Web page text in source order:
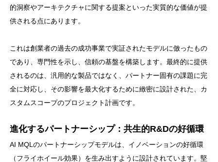
的洞察やアーキテクチャに関する提案といった実質的な価値が提
供される点にあります。
これは創業者の過去の成功事業で実証されたモデルに倣ったもの
であり、専門性を示し、信頼の基盤を構築します。最終的に提供
されるのは、汎用的な製品ではなく、パートナー固有の課題に完
全に対応し、その影響を最大化するために緻密に設計された、カ
スタムスコープのプロジェクト計画です。
進化するパートナーシップ：共生的R&Dの好循環
AI MQLのパートナーシップモデルは、イノベーションの好循環
（フライホイール効果）を生み出すように設計されています。堅